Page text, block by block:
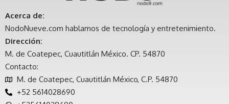
Acerca de:
NodoNueve.com hablamos de tecnología y entretenimiento.
Dirección:
M. de Coatepec, Cuautitlán México. CP. 54870
Contacto:
M. de Coatepec, Cuautitlán México, C.P. 54870
+52 5614028690